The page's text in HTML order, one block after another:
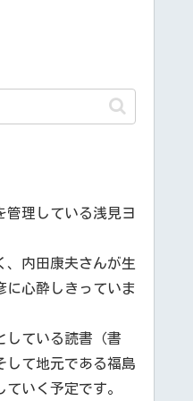
管理している浅見ヨ
、内田康夫さんが生
に心酔しきっていま
している読書（書
して地元である福島
いく予定です。